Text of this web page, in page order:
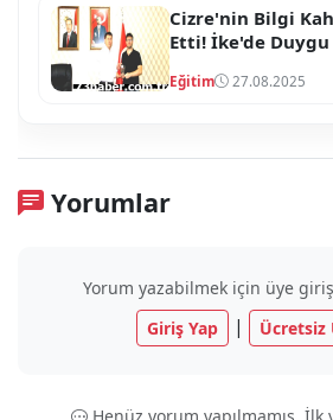
Cizre'nin Bilgi
Etti! İke'de
Eğitim 27.08.2025
Yorumlar
Yorum yazabilmek için üye
Giriş Yap
| Ücretsiz